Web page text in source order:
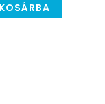
KOSÁRBA